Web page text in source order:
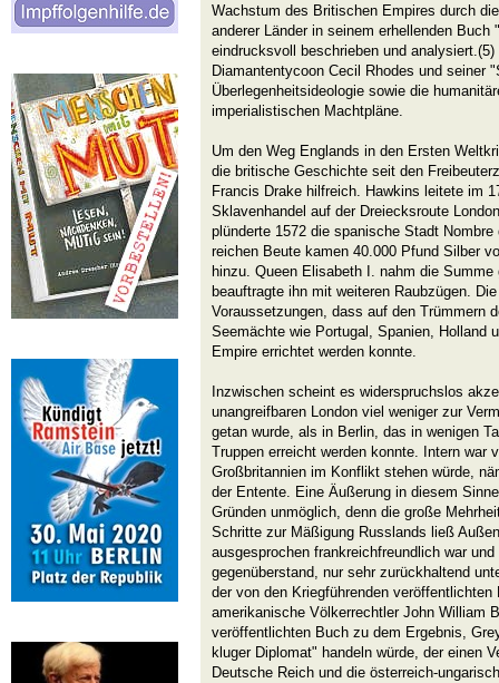
Wachstum des Britischen Empires durch
anderer Länder in seinem erhellenden Buch
eindrucksvoll beschrieben und
Diamantentycoon Cecil Rhodes und seiner
Überlegenheitsideologie sowie die
imperialistischen Machtpläne.
Um den Weg Englands in den Ersten
die britische Geschichte seit den
Francis Drake hilfreich. Hawkins leitete im
Sklavenhandel auf der Dreiecksroute
plünderte 1572 die spanische Stadt
reichen Beute kamen 40.000 Pfund Silber
hinzu. Queen Elisabeth I. nahm die
beauftragte ihn mit weiteren Raubzügen.
Voraussetzungen, dass auf den Trümmern
Seemächte wie Portugal, Spanien, Holland
Empire errichtet werden konnte.
Inzwischen scheint es widerspruchslos
unangreifbaren London viel weniger zur
getan wurde, als in Berlin, das in wenigen
Truppen erreicht werden konnte. Intern war
Großbritannien im Konflikt stehen würde,
der Entente. Eine Äußerung in diesem
Gründen unmöglich, denn die große
Schritte zur Mäßigung Russlands ließ
ausgesprochen frankreichfreundlich war
gegenüberstand, nur sehr zurückhaltend
der von den Kriegführenden veröffentlichten
amerikanische Völkerrechtler John William
veröffentlichten Buch zu dem Ergebnis,
kluger Diplomat" handeln würde, der einen
Deutsche Reich und die österreich-